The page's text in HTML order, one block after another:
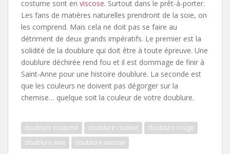
costume sont en viscose. Surtout dans le prêt-à-porter.
Les fans de matières naturelles prendront de la soie, on
les comprend. Mais cela ne doit pas se faire au
détriment de deux grands impératifs. Le premier est la
solidité de la doublure qui doit être à toute épreuve. Une
doublure déchirée rend fou et il est dommage de finir à
Saint-Anne pour une histoire doublure. La seconde est
que les couleurs ne doivent pas dégorger sur la
chemise… quelque soit la couleur de votre doublure.
doublure costume doublure couleur
doublure rouge
doublure soie
doublure viscose